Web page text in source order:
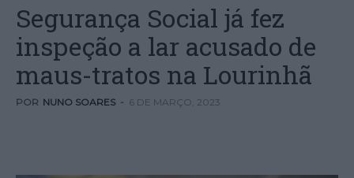
Segurança Social já fez
inspeção a lar acusado de
maus-tratos na Lourinhã
POR NUNO SOARES - 6 DE MARÇO, 2023